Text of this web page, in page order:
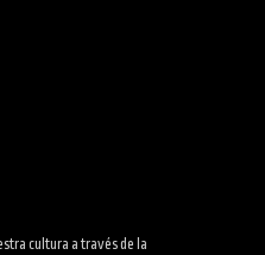
cultura a través de la